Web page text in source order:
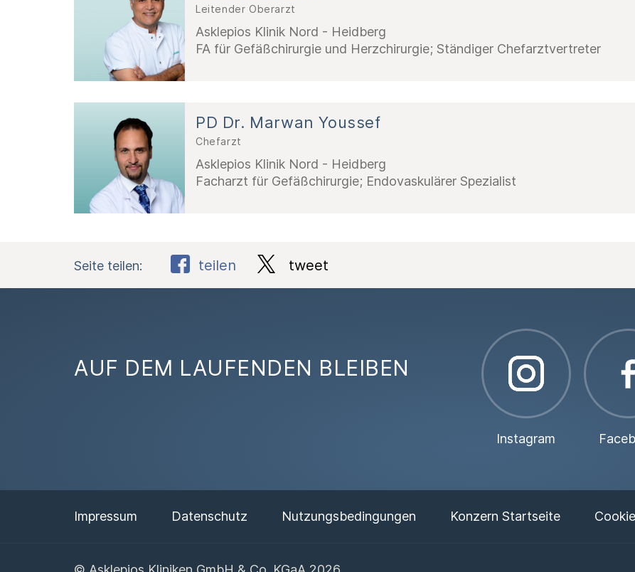
Leitender Oberarzt
Asklepios Klinik Nord - Heidberg
FA für Gefäßchirurgie und Herzchirurgie; Ständiger Chefarztvertreter
PD Dr. Marwan Youssef
Chefarzt
Asklepios Klinik Nord - Heidberg
Facharzt für Gefäßchirurgie; Endovaskulärer Spezialist
Seite teilen: teilen tweet
AUF DEM LAUFENDEN BLEIBEN
Instagram
Impressum Datenschutz Nutzungsbedingungen Konzern Startseite